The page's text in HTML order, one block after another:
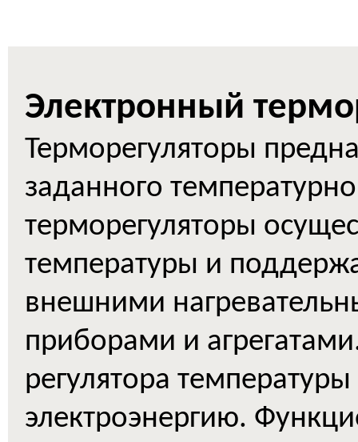
Электронный т
Терморегуляторы
заданного
терморегуляторы
температуры и
внешними
приборами и
регулятора
электроэнергию.